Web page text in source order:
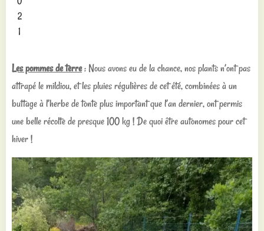
2
1
Les pommes de terre: Nous avons eu de la chance, nos plants n’ont pas
attrapé le mildiou, et les pluies régulières de cet été, combinées à un
buttage à l’herbe de tonte plus important que l’an dernier, ont permis
une belle récolte de presque 100 kg ! De quoi être autonomes pour cet
hiver !